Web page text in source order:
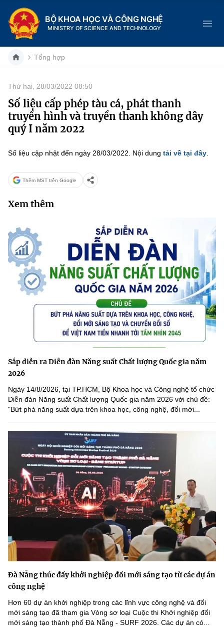
BỘ KHOA HỌC VÀ CÔNG NGHỆ
MINISTRY OF SCIENCE AND TECHNOLOGY
Danh mục
Trang chủ
Cơ cấu tổ chức
Sở Khoa học và Công nghệ
Khoa học và Công nghệ
Chuyển đổi số
Bưu chính, Viễn thông
Sở hữu trí tuệ
Tiêu chuẩn, đo lường, chất lượng
Năng lượng nguyên tử
Tin tổng hợp
Tin địa phương
Dịch vụ công
Văn bản QPPL
Văn bản chỉ đạo điều hành
Lấy ý kiến người dân về dự thảo VBQPPL
MST IOFFICE
THỐNG KÊ
Khoa học và Công nghệ
Đổi mới sáng tạo
Chuyển đổi số
Bưu chính, Viễn thông
Tiêu chuẩn, đo lường, chất lượng
Năng lượng nguyên tử
Multimedia
THƯ ĐIỆN TỬ
Infographic
Ảnh
Voice
Nhiệm vụ trọng tâm
Chọn ngôn ngữ
Vietnamese English
BỘ KHOA HỌC VÀ CÔNG NGHỆ
MINISTRY OF SCIENCE AND TECHNOLOGY
Điều khoản sử dụng Theo dõi MST: Góp ý
Cơ quan chủ quản: Bộ Khoa học và Công nghệ (MST)
Chịu trách nhiệm nội dung: Nguyễn Thị Hải Hằng
Giám đốc Trung tâm Truyền thông Khoa học và Công nghệ.
Liên hệ
Tổng hợp
Thứ hai, 28/03/2022 08:50
Số liệu cấp phép tàu cá, phát thanh
truyền hình và truyền thanh không dây
quý I năm 2022
Số liệu cập nhật đến ngày 28/03/2022. Nội dung tải về tại đây
Thêm MST trên Google
Xem thêm
Sắp diễn ra Diễn đàn Năng suất Chất lượng Quốc gia năm
2026
Ngày 14/8/2026, tại TP.HCM, Bộ Khoa học và Công nghệ tổ chức
Diễn đàn Năng suất Chất lượng Quốc gia năm 2026 với chủ đề:
"Bứt phá năng suất dựa trên khoa học, công nghệ, đổi mới...
Đà Nẵng thúc đẩy khởi nghiệp đổi mới sáng tạo từ các dự án
công nghệ
Hơn 60 dự án khởi nghiệp trong các lĩnh vực công nghệ và đổi
mới sáng tạo đã tham gia Vòng sơ loại Cuộc thi Khởi nghiệp đổi
mới sáng tạo thành phố Đà Nẵng - SURF 2026. Các dự án có...